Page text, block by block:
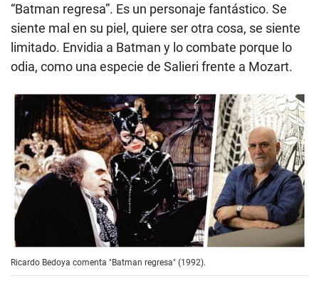
“Batman regresa”. Es un personaje fantástico. Se
siente mal en su piel, quiere ser otra cosa, se siente
limitado. Envidia a Batman y lo combate porque lo
odia, como una especie de Salieri frente a Mozart.
Ricardo Bedoya comenta "Batman regresa" (1992).